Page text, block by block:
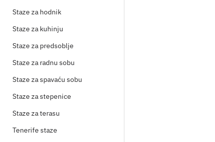
Staze za hodnik
Staze za kuhinju
Staze za predsoblje
Staze za radnu sobu
Staze za spavaću sobu
Staze za stepenice
Staze za terasu
Tenerife staze